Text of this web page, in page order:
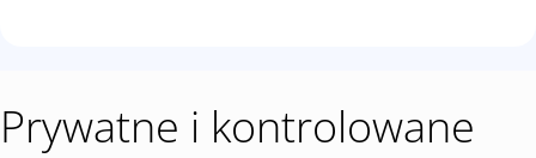
Prywatne i kontrolowane